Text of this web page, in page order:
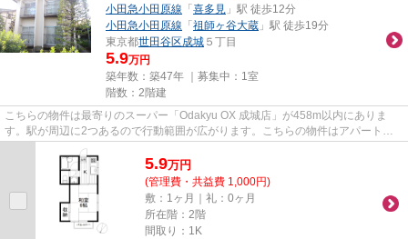
小田急小田原線 「喜多見 」駅 徒歩12分
小田急小田原線 「祖師ヶ谷大蔵 」駅 徒歩19分
東京都世田谷区成城 ５丁目
5.9万円
築年数：築47年 ｜募集中： 1室
階数：2階建
こちらの物件は最寄りのスーパー「Odakyu OX 成城店」が458m以内にありま
す。駅が周辺に2つあるので行動範囲が広がります。こちらの物件はアパートで
す。徒歩5分で駅にアクセスできる...
5.9万円
(管理費・共益費 1,000円)
敷：1ヶ月｜礼：0ヶ月
所在階：2階
間取り：1K